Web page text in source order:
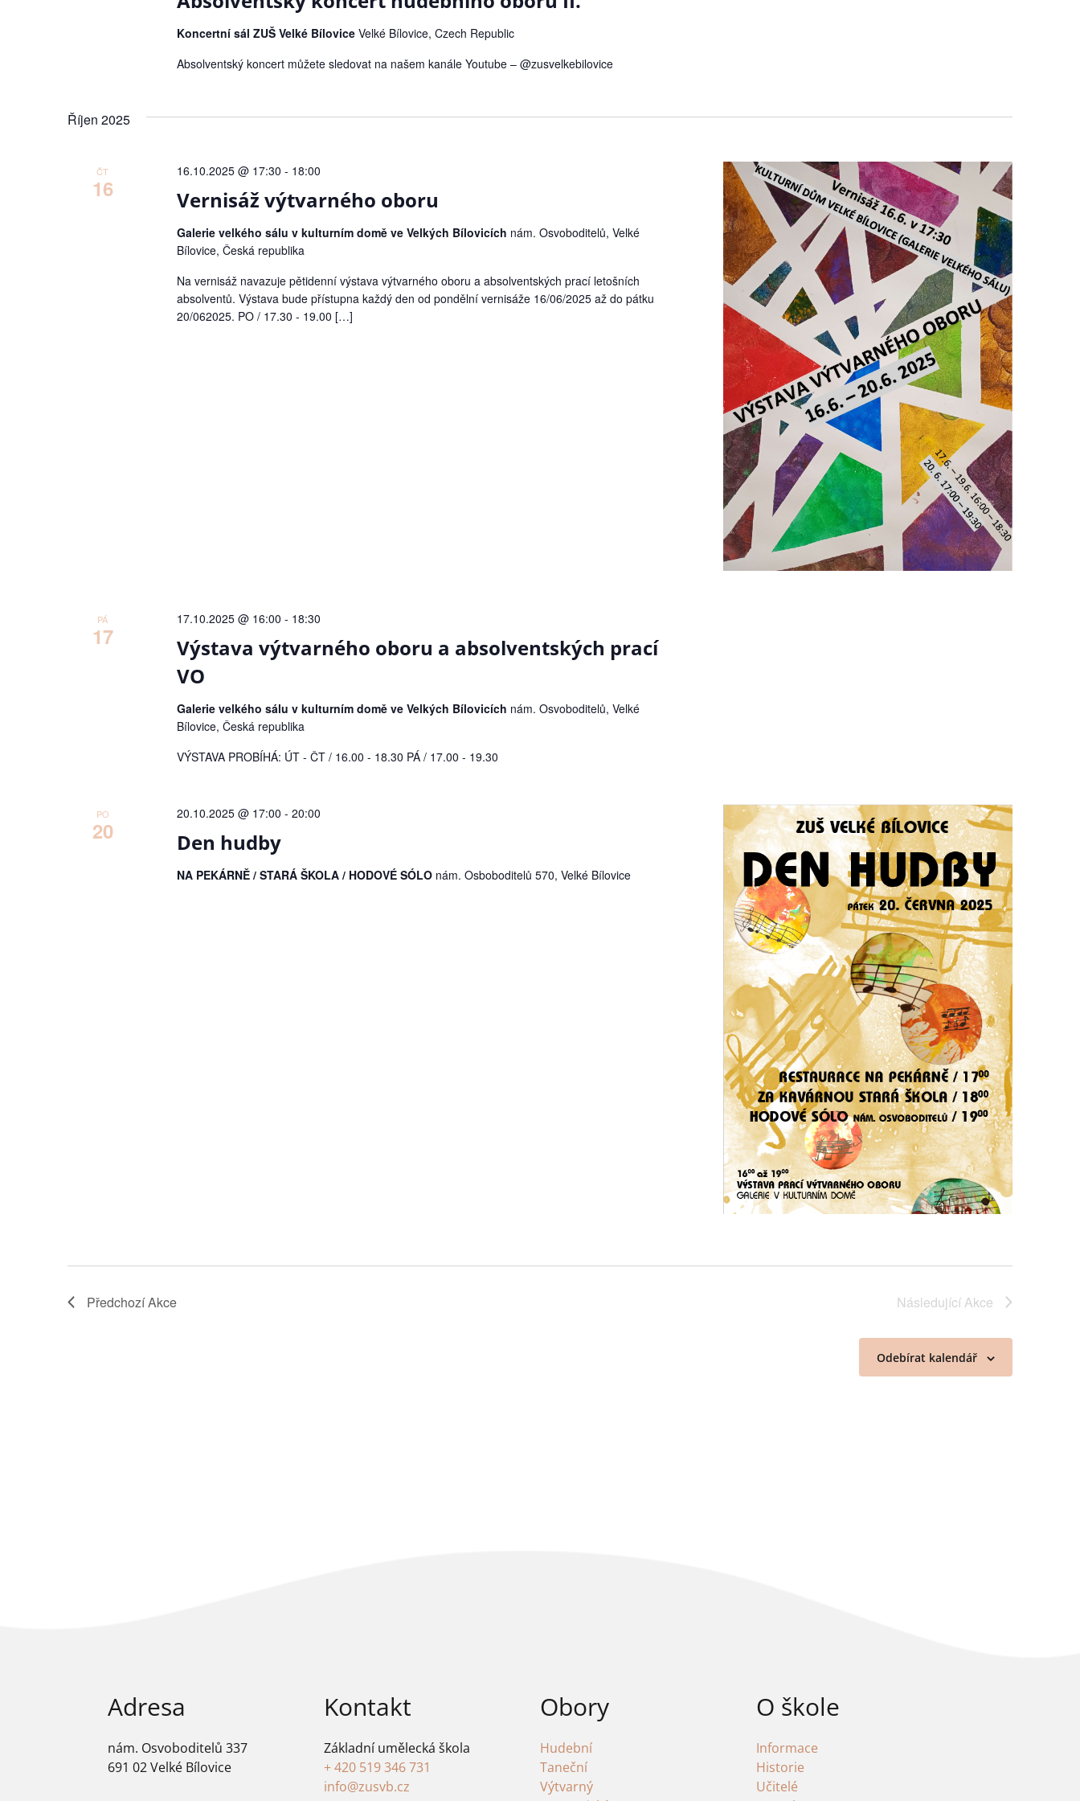
Koncertní sál ZUŠ Velké Bílovice Velké Bílovice, Czech Republic
Absolventský koncert můžete sledovat na našem kanále Youtube – @zusvelkebilovice
Říjen 2025
ČT
16 Vernisáž výtvarného oboru
16.10.2025 @ 17:30 - 18:00
Galerie velkého sálu v kulturním domě ve Velkých Bílovicích nám. Osvoboditelů, Velké
Bílovice, Česká republika
Na vernisáž navazuje pětidenní výstava výtvarného oboru a absolventských prací letošních
absolventů. Výstava bude přístupna každý den od pondělní vernisáže 16/06/2025 až do pátku
20/062025. PO / 17.30 - 19.00 […]
PÁ
17
Výstava výtvarného oboru a absolventských prací
VO
17.10.2025 @ 16:00 - 18:30
Galerie velkého sálu v kulturním domě ve Velkých Bílovicích nám. Osvoboditelů, Velké
Bílovice, Česká republika
VÝSTAVA PROBÍHÁ: ÚT - ČT / 16.00 - 18.30 PÁ / 17.00 - 19.30
PO
20 Den hudby
20.10.2025 @ 17:00 - 20:00
NA PEKÁRNĚ / STARÁ ŠKOLA / HODOVÉ SÓLO nám. Osboboditelů 570, Velké Bílovice
PředchozíAkce NásledujícíAkce
Odebírat kalendář
Adresa
nám. Osvoboditelů 337
691 02 Velké Bílovice
Kontakt
Základní umělecká škola
+ 420 519 346 731
info@zusvb.cz
Obory
Hudební
Taneční
Výtvarný
O škole
Informace
Historie
Učitelé